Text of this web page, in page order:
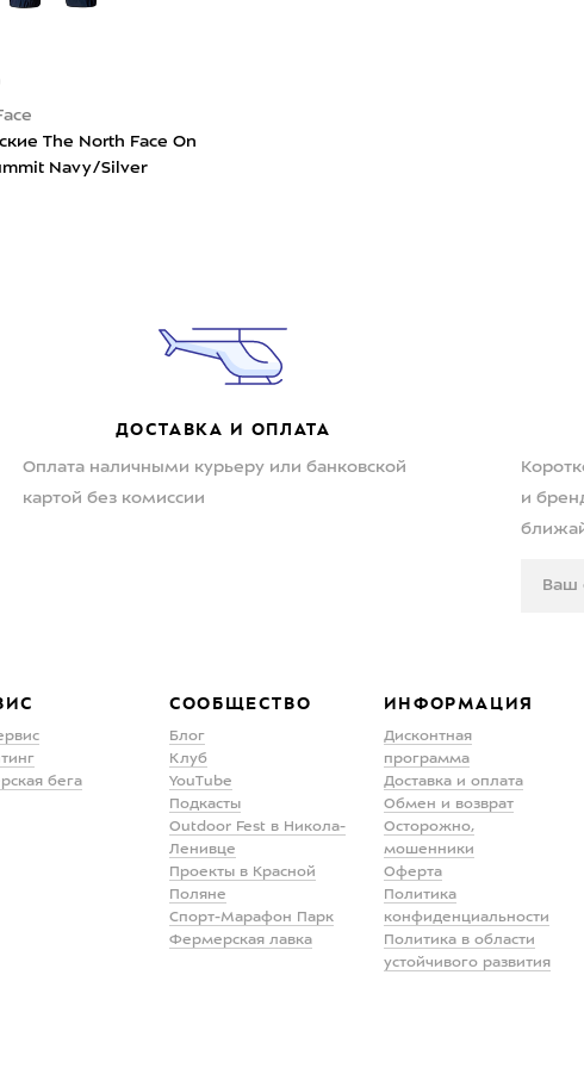
The North Face On
Navy/Silver
ДОСТАВКА И ОПЛАТА
Оплата наличными курьеру или банковской
картой без комиссии
и
бега
СООБЩЕСТВО
Блог
Клуб
YouTube
Подкасты
Outdoor Fest в Никола-
Ленивце
Проекты в Красной
Поляне
Спорт-Марафон Парк
Фермерская лавка
ИНФОРМАЦИЯ
Дисконтная
программа
Доставка и оплата
Обмен и возврат
Осторожно,
мошенники
Оферта
Политика
конфиденциальности
Политика в области
устойчивого развития